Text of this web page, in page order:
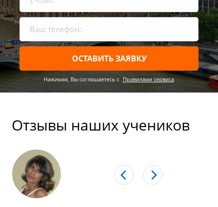
ОСТАВИТЬ ЗАЯВКУ
Нажимая, Вы соглашаетесь c Правилами сервиса
Отзывы наших учеников